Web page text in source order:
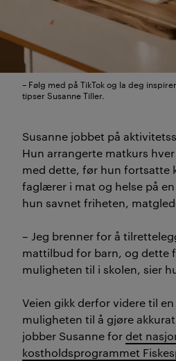
– Følg med på TikTok og la deg
tipser Susanne Tiller.
Susanne jobbet på
Hun arrangerte matkurs
med dette, før hun fortsatte
faglærer i mat og helse på
hun savnet friheten,
– Jeg brenner for å
mattilbud for barn, og dette
muligheten til i skolen, sier
Veien gikk derfor videre til
muligheten til å gjøre
jobber Susanne for det
kostholdsprogrammet